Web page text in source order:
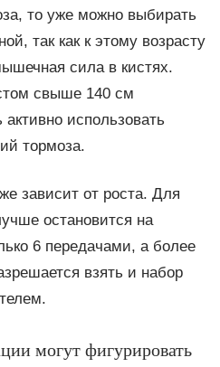
то уже можно выбирать
так как к этому возрасту
сила в кистях.
свыше 140 см
использовать
тормоза.
зависит от роста. Для
остановится на
6 передачами, а более
взять и набор
могут фигурировать